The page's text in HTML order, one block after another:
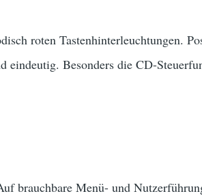
roten Tastenhinterleuchtungen.
eindeutig. Besonders die CD-
brauchbare Menü- und